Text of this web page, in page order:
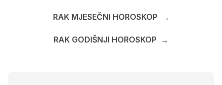
RAK MJESEČNI HOROSKOP →
RAK GODIŠNJI HOROSKOP →